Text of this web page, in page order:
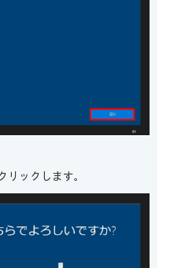
リックします。